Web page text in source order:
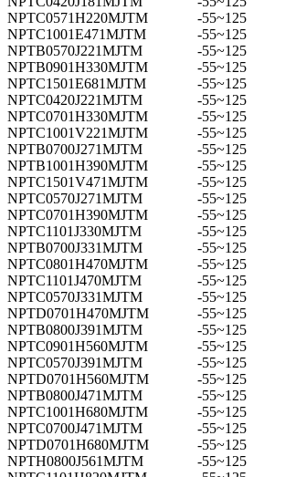
NPTC0571H220MJTM
-55~125
NPTC1001E471MJTM
-55~125
NPTB0570J221MJTM
-55~125
NPTB0901H330MJTM
-55~125
NPTC1501E681MJTM
-55~125
NPTC0420J221MJTM
-55~125
NPTC0701H330MJTM
-55~125
NPTC1001V221MJTM
-55~125
NPTB0700J271MJTM
-55~125
NPTB1001H390MJTM
-55~125
NPTC1501V471MJTM
-55~125
NPTC0570J271MJTM
-55~125
NPTC0701H390MJTM
-55~125
NPTC1101J330MJTM
-55~125
NPTB0700J331MJTM
-55~125
NPTC0801H470MJTM
-55~125
NPTC1101J470MJTM
-55~125
NPTC0570J331MJTM
-55~125
NPTD0701H470MJTM
-55~125
NPTB0800J391MJTM
-55~125
NPTC0901H560MJTM
-55~125
NPTC0570J391MJTM
-55~125
NPTD0701H560MJTM
-55~125
NPTB0800J471MJTM
-55~125
NPTC1001H680MJTM
-55~125
NPTC0700J471MJTM
-55~125
NPTD0701H680MJTM
-55~125
NPTH0800J561MJTM
-55~125